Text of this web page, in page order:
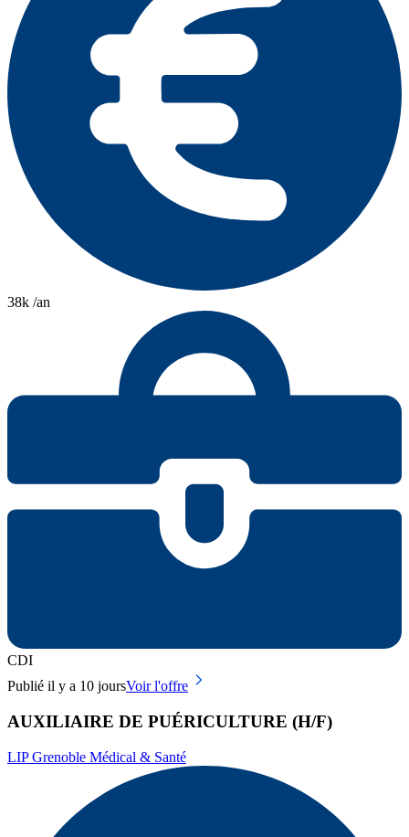
38k /an
CDI
Publié il y a 10 joursVoir l'offre
AUXILIAIRE DE PUÉRICULTURE (H/F)
LIP Grenoble Médical & Santé